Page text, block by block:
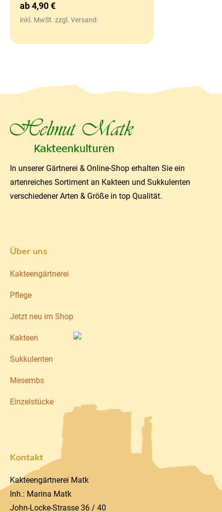
ab4,90€
inkl. MwSt. zzgl. Versand
In unserer Gärtnerei & Online-Shop erhalten Sie ein
artenreiches Sortiment an Kakteen und Sukkulenten
verschiedener Arten & Größe in top Qualität.
Über uns
Kakteengärtnerei
Pflege
Jetzt neu im Shop
Kakteen
Sukkulenten
Mesembs
Einzelstücke
Kontakt
Kakteengärtnerei Matk
Inh.: Marina Matk
John-Locke-Strasse 36 / 40